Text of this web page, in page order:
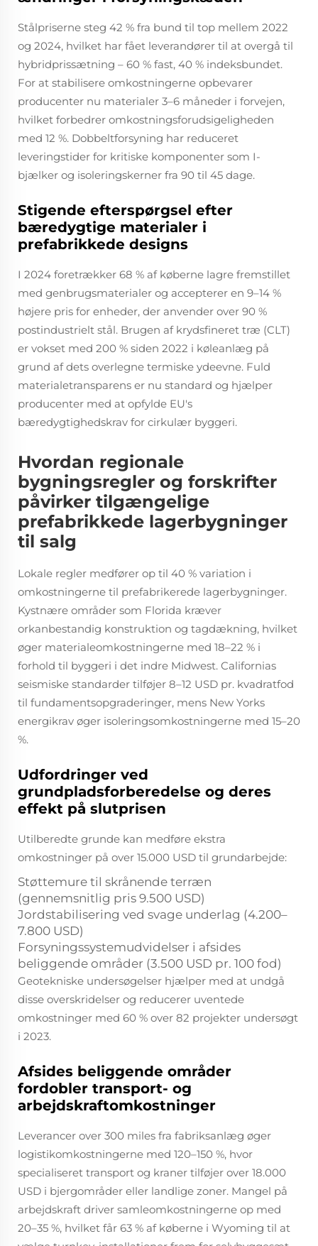
Stålpriserne steg 42 % fra bund til top mellem 2022
og 2024, hvilket har fået leverandører til at overgå til
hybridprissætning – 60 % fast, 40 % indeksbundet.
For at stabilisere omkostningerne opbevarer
producenter nu materialer 3–6 måneder i forvejen,
hvilket forbedrer omkostningsforudsigeligheden
med 12 %. Dobbeltforsyning har reduceret
leveringstider for kritiske komponenter som I-
bjælker og isoleringskerner fra 90 til 45 dage.
Stigende efterspørgsel efter
bæredygtige materialer i
prefabrikkede designs
I 2024 foretrækker 68 % af køberne lagre fremstillet
med genbrugsmaterialer og accepterer en 9–14 %
højere pris for enheder, der anvender over 90 %
postindustrielt stål. Brugen af krydsfineret træ (CLT)
er vokset med 200 % siden 2022 i køleanlæg på
grund af dets overlegne termiske ydeevne. Fuld
materialetransparens er nu standard og hjælper
producenter med at opfylde EU's
bæredygtighedskrav for cirkulær byggeri.
Hvordan regionale
bygningsregler og forskrifter
påvirker tilgængelige
prefabrikkede lagerbygninger
til salg
Lokale regler medfører op til 40 % variation i
omkostningerne til prefabrikerede lagerbygninger.
Kystnære områder som Florida kræver
orkanbestandig konstruktion og tagdækning, hvilket
øger materialeomkostningerne med 18–22 % i
forhold til byggeri i det indre Midwest. Californias
seismiske standarder tilføjer 8–12 USD pr. kvadratfod
til fundamentsopgraderinger, mens New Yorks
energikrav øger isoleringsomkostningerne med 15–20
%.
Udfordringer ved
grundpladsforberedelse og deres
effekt på slutprisen
Utilberedte grunde kan medføre ekstra
omkostninger på over 15.000 USD til grundarbejde:
Støttemure til skrånende terræn
(gennemsnitlig pris 9.500 USD)
Jordstabilisering ved svage underlag (4.200–
7.800 USD)
Forsyningssystemudvidelser i afsides
beliggende områder (3.500 USD pr. 100 fod)
Geotekniske undersøgelser hjælper med at undgå
disse overskridelser og reducerer uventede
omkostninger med 60 % over 82 projekter undersøgt
i 2023.
Afsides beliggende områder
fordobler transport- og
arbejdskraftomkostninger
Leverancer over 300 miles fra fabriksanlæg øger
logistikomkostningerne med 120–150 %, hvor
specialiseret transport og kraner tilføjer over 18.000
USD i bjergområder eller landlige zoner. Mangel på
arbejdskraft driver samleomkostningerne op med
20–35 %, hvilket får 63 % af køberne i Wyoming til at